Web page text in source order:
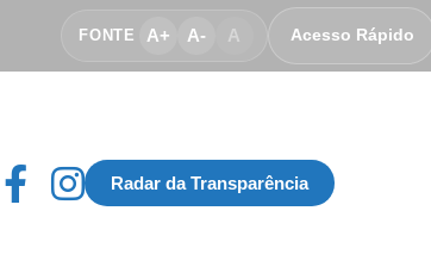
FONTE A+ A- A Acesso Rápido
Radar da Transparência